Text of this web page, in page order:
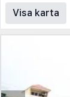
Visa karta